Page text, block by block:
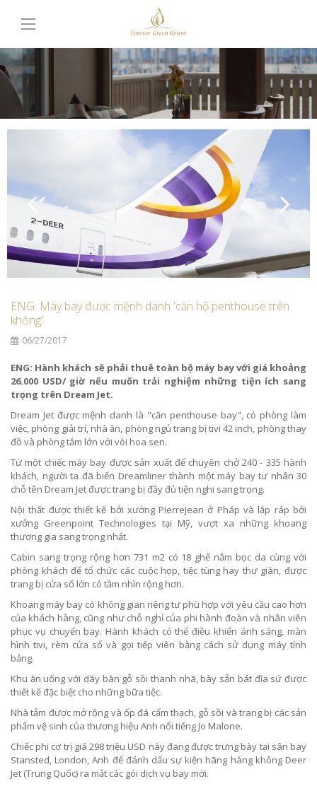
ENG: Máy bay được mệnh danh 'căn hộ penthouse trên
không'
06/27/2017
ENG: Hành khách sẽ phải thuê toàn bộ máy bay với giá khoảng
26.000 USD/ giờ nếu muốn trải nghiệm những tiện ích sang
trọng trên Dream Jet.
Dream Jet được mệnh danh là "căn penthouse bay", có phòng làm
việc, phòng giải trí, nhà ăn, phòng ngủ trang bị tivi 42 inch, phòng thay
đồ và phòng tắm lớn với vòi hoa sen.
Từ một chiếc máy bay được sản xuất để chuyên chở 240 - 335 hành
khách, người ta đã biến Dreamliner thành một máy bay tư nhân 30
chỗ tên Dream Jet được trang bị đầy đủ tiện nghi sang trọng.
Nội thất được thiết kế bởi xưởng Pierrejean ở Pháp và lắp ráp bởi
xưởng Greenpoint Technologies tại Mỹ, vượt xa những khoang
thương gia sang trọng nhất.
Cabin sang trọng rộng hơn 731 m2 có 18 ghế nằm bọc da cùng với
phòng khách để tổ chức các cuộc họp, tiệc tùng hay thư giãn, được
trang bị cửa sổ lớn có tầm nhìn rộng hơn.
Khoang máy bay có không gian riêng tư phù hợp với yêu cầu cao hơn
của khách hàng, cũng như chỗ nghỉ của phi hành đoàn và nhân viên
phục vụ chuyến bay. Hành khách có thể điều khiển ánh sáng, màn
hình tivi, rèm cửa sổ và gọi tiếp viên bằng cách sử dụng máy tính
bảng.
Khu ăn uống với dãy bàn gỗ sồi thanh nhã, bày sẵn bát đĩa sứ được
thiết kế đặc biệt cho những bữa tiệc.
Nhà tắm được mở rộng và ốp đá cẩm thạch, gỗ sồi và trang bị các sản
phẩm vệ sinh của thương hiệu Anh nổi tiếng Jo Malone.
Chiếc phi cơ trị giá 298 triệu USD này đang được trưng bày tại sân bay
Stansted, London, Anh để đánh dấu sự kiện hãng hàng không Deer
Jet (Trung Quốc) ra mắt các gói dịch vụ bay mới.